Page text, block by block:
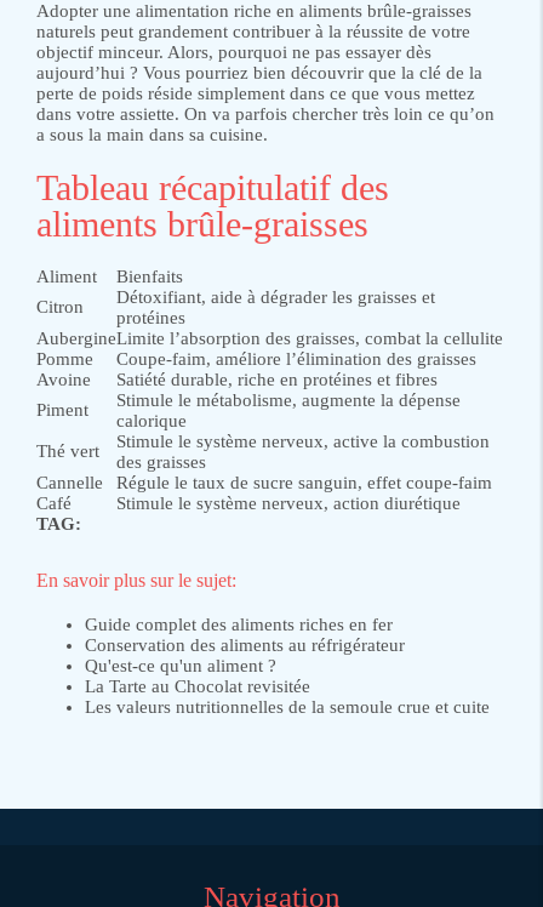
Adopter une alimentation riche en aliments brûle-graisses
naturels peut grandement contribuer à la réussite de votre
objectif minceur. Alors, pourquoi ne pas essayer dès
aujourd’hui ? Vous pourriez bien découvrir que la clé de la
perte de poids réside simplement dans ce que vous mettez
dans votre assiette. On va parfois chercher très loin ce qu’on
a sous la main dans sa cuisine.
Tableau récapitulatif des
aliments brûle-graisses
Aliment
Bienfaits
Citron
Détoxifiant, aide à dégrader les graisses et
protéines
AubergineLimite l’absorption des graisses, combat la cellulite
Pomme
Coupe-faim, améliore l’élimination des graisses
Avoine
Satiété durable, riche en protéines et fibres
Piment
Stimule le métabolisme, augmente la dépense
calorique
Thé vert
Stimule le système nerveux, active la combustion
des graisses
Cannelle
Régule le taux de sucre sanguin, effet coupe-faim
Café
Stimule le système nerveux, action diurétique
TAG:
En savoir plus sur le sujet:
Guide complet des aliments riches en fer
Conservation des aliments au réfrigérateur
Qu'est-ce qu'un aliment ?
La Tarte au Chocolat revisitée
Les valeurs nutritionnelles de la semoule crue et cuite
Navigation